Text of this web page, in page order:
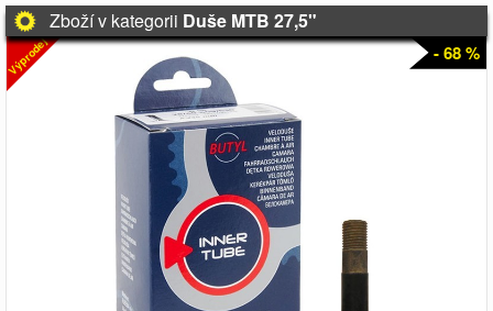
Zboží v kategorii Duše MTB 27,5"
Výprodej - 68 %